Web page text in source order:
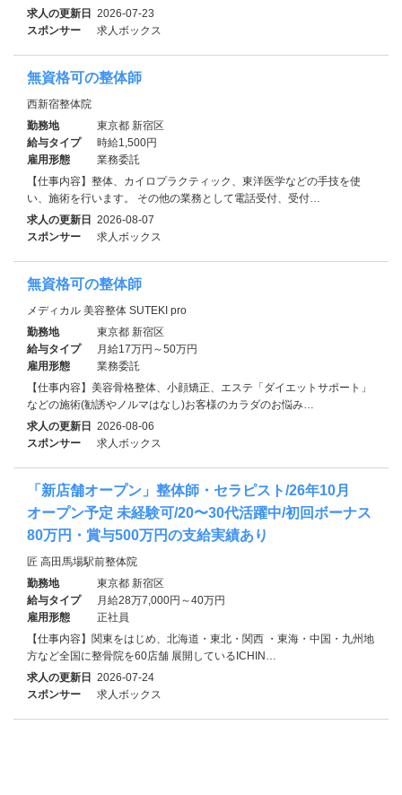
求人の更新日 2026-07-23
スポンサー
求人ボックス
無資格可の整体師
西新宿整体院
勤務地
東京都 新宿区
給与タイプ
時給1,500円
雇用形態
業務委託
【仕事内容】整体、カイロプラクティック、東洋医学などの手技を使
い、施術を行います。 その他の業務として電話受付、受付…
求人の更新日 2026-08-07
スポンサー
求人ボックス
無資格可の整体師
メディカル 美容整体 SUTEKI pro
勤務地
東京都 新宿区
給与タイプ
月給17万円～50万円
雇用形態
業務委託
【仕事内容】美容骨格整体、小顔矯正、エステ「ダイエットサポート」
などの施術(勧誘やノルマはなし)お客様のカラダのお悩み…
求人の更新日 2026-08-06
スポンサー
求人ボックス
「新店舗オープン」整体師・セラピスト/26年10月
オープン予定 未経験可/20〜30代活躍中/初回ボーナス
80万円・賞与500万円の支給実績あり
匠 高田馬場駅前整体院
勤務地
東京都 新宿区
給与タイプ
月給28万7,000円～40万円
雇用形態
正社員
【仕事内容】関東をはじめ、北海道・東北・関西 ・東海・中国・九州地
方など全国に整骨院を60店舗 展開しているICHIN…
求人の更新日 2026-07-24
スポンサー
求人ボックス